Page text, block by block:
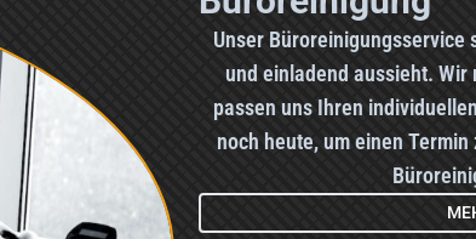
Unser Büroreinigungsservice
und einladend aussieht. Wir
passen uns Ihren
noch heute, um einen